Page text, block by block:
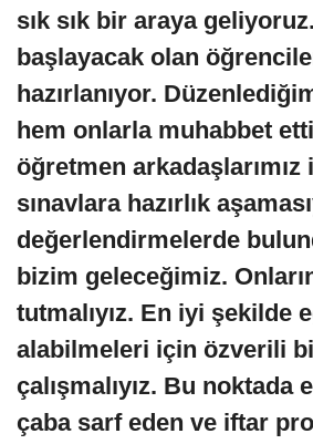
sık sık bir araya
başlayacak olan
hazırlanıyor.
hem onlarla muhabbet
öğretmen
sınavlara hazırlık
değerlendirmelerde
bizim geleceğimiz.
tutmalıyız. En iyi şekilde
alabilmeleri için özverili
çalışmalıyız. Bu noktada
çaba sarf eden ve iftar